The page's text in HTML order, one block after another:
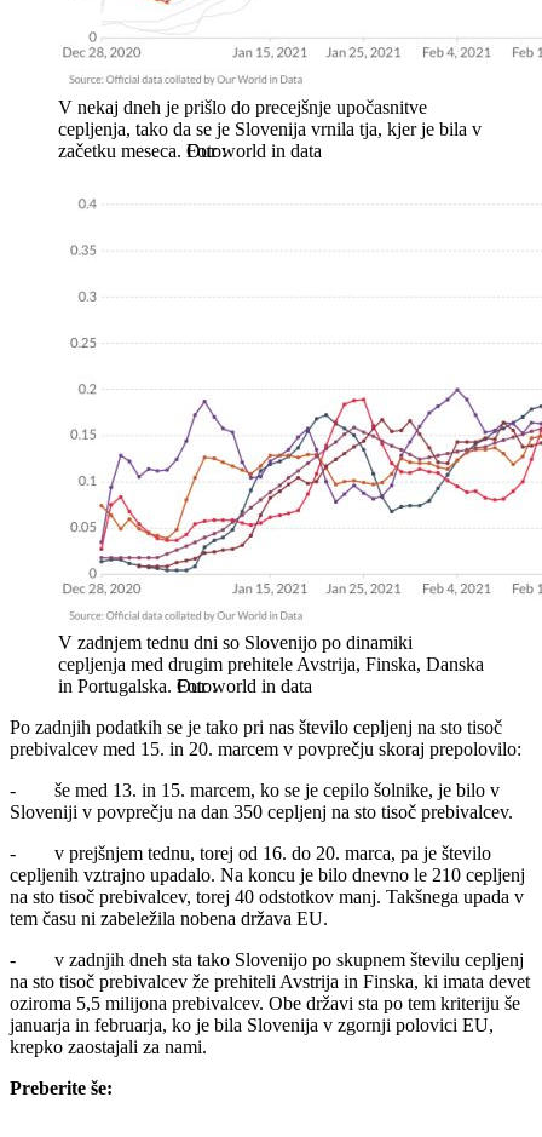
V nekaj dneh je prišlo do precejšnje upočasnitve
cepljenja, tako da se je Slovenija vrnila tja, kjer je bila v
začetku meseca. Our world in data
V zadnjem tednu dni so Slovenijo po dinamiki
cepljenja med drugim prehitele Avstrija, Finska, Danska
in Portugalska. Our world in data
Po zadnjih podatkih se je tako pri nas število cepljenj na sto tisoč
prebivalcev med 15. in 20. marcem v povprečju skoraj prepolovilo:
- še med 13. in 15. marcem, ko se je cepilo šolnike, je bilo v
Sloveniji v povprečju na dan 350 cepljenj na sto tisoč prebivalcev.
- v prejšnjem tednu, torej od 16. do 20. marca, pa je število
cepljenih vztrajno upadalo. Na koncu je bilo dnevno le 210 cepljenj
na sto tisoč prebivalcev, torej 40 odstotkov manj. Takšnega upada v
tem času ni zabeležila nobena država EU.
- v zadnjih dneh sta tako Slovenijo po skupnem številu cepljenj
na sto tisoč prebivalcev že prehiteli Avstrija in Finska, ki imata devet
oziroma 5,5 milijona prebivalcev. Obe državi sta po tem kriteriju še
januarja in februarja, ko je bila Slovenija v zgornji polovici EU,
krepko zaostajali za nami.
Preberite še: